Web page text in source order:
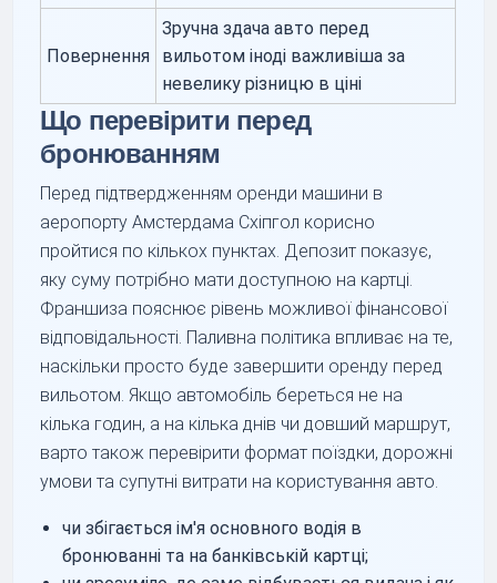
Повернення
Зручна здача авто перед
вильотом іноді важливіша за
невелику різницю в ціні
Що перевірити перед
бронюванням
Перед підтвердженням оренди машини в
аеропорту Амстердама Схіпгол корисно
пройтися по кількох пунктах. Депозит показує,
яку суму потрібно мати доступною на картці.
Франшиза пояснює рівень можливої фінансової
відповідальності. Паливна політика впливає на те,
наскільки просто буде завершити оренду перед
вильотом. Якщо автомобіль береться не на
кілька годин, а на кілька днів чи довший маршрут,
варто також перевірити формат поїздки, дорожні
умови та супутні витрати на користування авто.
чи збігається ім'я основного водія в
бронюванні та на банківській картці;